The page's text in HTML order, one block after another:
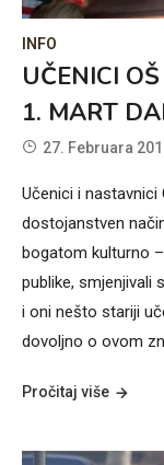
INFO
UČENICI
1. MART
27. Februara
Učenici i nastavnici
dostojanstven
bogatom kulturno
publike, smjenjivali
i oni nešto stariji
dovoljno o ovom
Pročitaj više